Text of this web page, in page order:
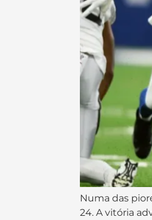
Numa das
24. A vitória